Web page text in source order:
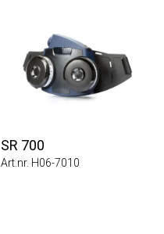
SR 700
Art.nr. H06-7010